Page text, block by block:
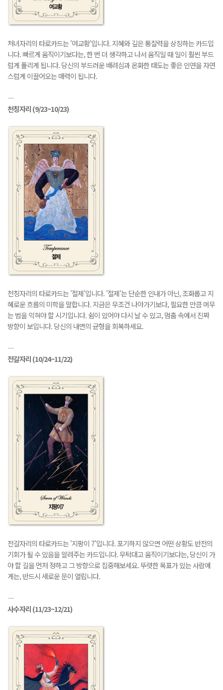
처녀자리의 타로카드는 '여교황'입니다. 지혜와 깊은 통찰력을 상징하는 카드입
니다. 빠르게 움직이기보다는, 한 번 더 생각하고 나서 움직일 때 일이 훨씬 부드
럽게 풀리게 됩니다. 당신의 부드러운 배려심과 온화한 태도는 좋은 인연을 자연
스럽게 이끌어오는 매력이 됩니다.
―
천칭자리 (9/23~10/23)
천칭자리의 타로카드는 '절제'입니다. '절제'는 단순한 인내가 아닌, 조화롭고 지
혜로운 흐름의 미학을 말합니다. 지금은 무조건 나아가기보다, 필요한 만큼 머무
는 법을 익혀야 할 시기입니다. 쉼이 있어야 다시 날 수 있고, 멈춤 속에서 진짜
방향이 보입니다. 당신의 내면의 균형을 회복하세요.
―
전갈자리 (10/24~11/22)
전갈자리의 타로카드는 '지팡이 7'입니다. 포기하지 않으면 어떤 상황도 반전의
기회가 될 수 있음을 알려주는 카드입니다. 무턱대고 움직이기보다는, 당신이 가
야 할 길을 먼저 정하고 그 방향으로 집중해보세요. 뚜렷한 목표가 있는 사람에
게는, 반드시 새로운 문이 열립니다.
―
사수자리 (11/23~12/21)